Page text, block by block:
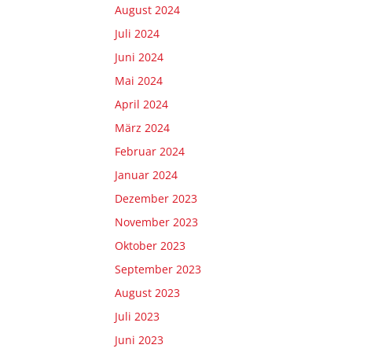
August 2024
Juli 2024
Juni 2024
Mai 2024
April 2024
März 2024
Februar 2024
Januar 2024
Dezember 2023
November 2023
Oktober 2023
September 2023
August 2023
Juli 2023
Juni 2023